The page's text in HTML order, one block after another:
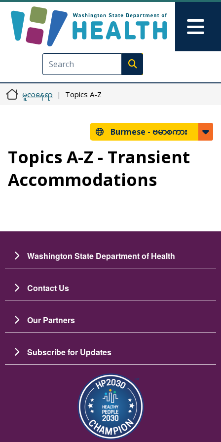
Execute search
မူလနေရာ Topics A-Z
Burmese - ဗမာစကား
Topics A-Z - Transient
Accommodations
Washington State Department of Health
Contact Us
Our Partners
Subscribe for Updates
ပုံရိပ်